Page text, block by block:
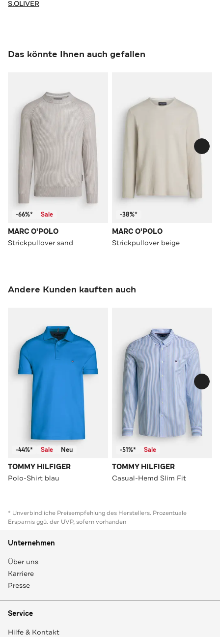
S.OLIVER
Das könnte Ihnen auch gefallen
-66%* Sale
MARC O'POLO
Strickpullover sand
-38%*
MARC O'POLO
Strickpullover beige
Andere Kunden kauften auch
-44%* Sale Neu
TOMMY HILFIGER
Polo-Shirt blau
-51%* Sale
TOMMY HILFIGER
Casual-Hemd Slim Fit
* Unverbindliche Preisempfehlung des Herstellers. Prozentuale
Ersparnis ggü. der UVP, sofern vorhanden
Unternehmen
Über uns
Karriere
Presse
Service
Hilfe & Kontakt